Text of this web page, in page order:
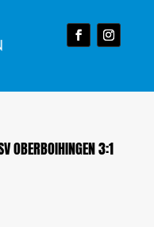
OBERBOIHINGEN 3:1